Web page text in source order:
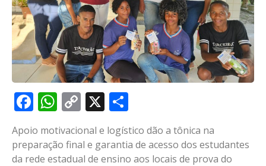
Facebook
WhatsApp
Copy
Link
X
Apoio motivacional e logístico dão a tônica na
preparação final e garantia de acesso dos estudantes
da rede estadual de ensino aos locais de prova do